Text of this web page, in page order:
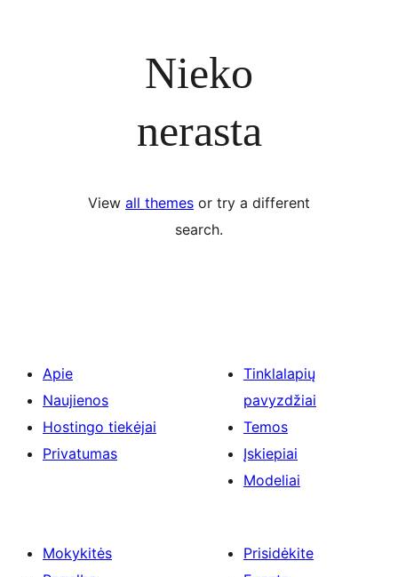
Nieko
nerasta
View all themes or try a different
search.
Apie
Naujienos
Hostingo tiekėjai
Privatumas
Tinklalapių
pavyzdžiai
Temos
Įskiepiai
Modeliai
Mokykitės
Prisidėkite